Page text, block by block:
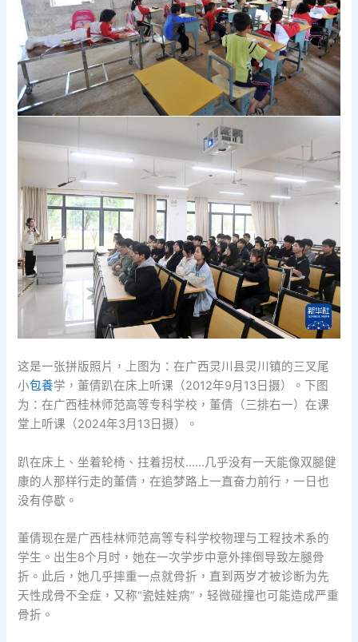
这是一张拼版照片，上图为：在广西灵川县灵川镇的三叉尾
小包養学，董倩趴在床上听课（2012年9月13日摄）。下图
为：在广西桂林师范高等专科学校，董倩（三排右一）在课
堂上听课（2024年3月13日摄）。
趴在床上、坐着轮椅、拄着拐杖……几乎没有一天能像双腿健
康的人那样行走的董倩，在追梦路上一直奋力前行，一日也
没有停歇。
董倩现在是广西桂林师范高等专科学校物理与工程技术系的
学生。出生8个月时，她在一次学步中意外摔倒导致左腿骨
折。此后，她几乎摔重一点就骨折，直到两岁才被诊断为先
天性成骨不全症，又称“瓷娃娃病”，轻微碰撞也可能造成严重
骨折。